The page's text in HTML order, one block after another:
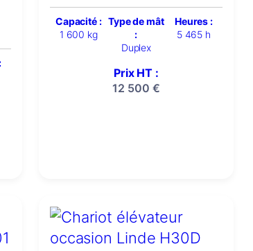
Capacité :
1 600 kg
Type de mât
:
Duplex
Heures :
5 465 h
Prix HT :
12 500 €